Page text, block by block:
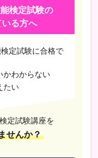
検定試験の
る方へ
定試験に合格で
かわからない
たい
定試験講座を
せんか？